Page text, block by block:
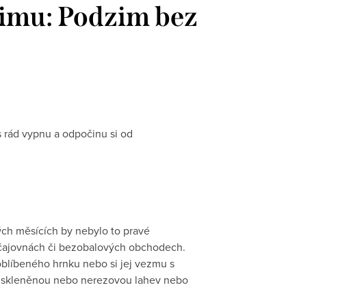
Podzim bez
vypnu a odpočinu si od
měsících by nebylo to pravé
či bezobalových obchodech.
hrnku nebo si jej vezmu s
nebo nerezovou lahev nebo